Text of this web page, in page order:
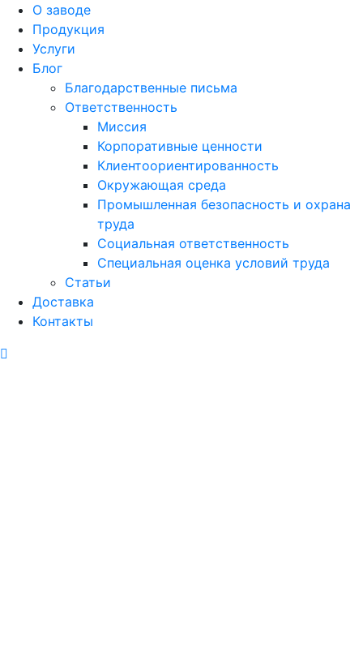
О заводе
Продукция
Услуги
Блог
Благодарственные письма
Ответственность
Миссия
Корпоративные ценности
Клиентоориентированность
Окружающая среда
Промышленная безопасность и охрана
труда
Социальная ответственность
Специальная оценка условий труда
Статьи
Доставка
Контакты